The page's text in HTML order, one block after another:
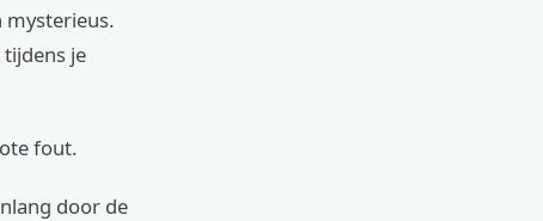
mysterieus.
je
fout.
door de